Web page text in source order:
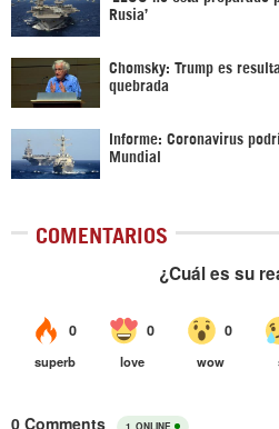
Rusia’
Chomsky: Trump es
quebrada
Informe: Coronavirus
Mundial
COMENTARIOS